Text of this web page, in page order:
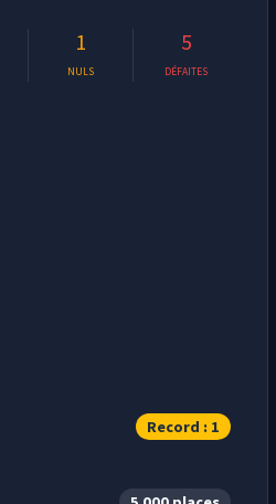
1
NULS
5
DÉFAITES
Record : 1